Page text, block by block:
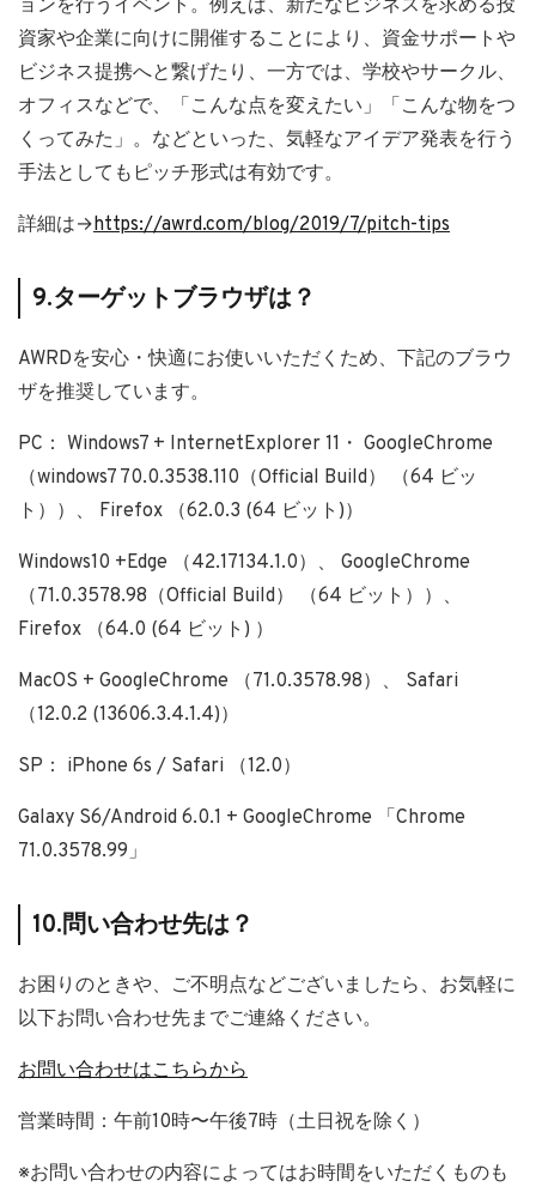
ョンを行うイベント。例えば、新たなビジネスを求める投
資家や企業に向けに開催することにより、資金サポートや
ビジネス提携へと繋げたり、一方では、学校やサークル、
オフィスなどで、「こんな点を変えたい」「こんな物をつ
くってみた」。などといった、気軽なアイデア発表を行う
手法としてもピッチ形式は有効です。
詳細は→https://awrd.com/blog/2019/7/pitch-tips
9.ターゲットブラウザは？
AWRDを安心・快適にお使いいただくため、下記のブラウ
ザを推奨しています。
PC： Windows7 + InternetExplorer 11・ GoogleChrome
（windows7 70.0.3538.110（Official Build） （64 ビッ
ト））、 Firefox （62.0.3 (64 ビット)）
Windows10 +Edge （42.17134.1.0）、 GoogleChrome
（71.0.3578.98（Official Build） （64 ビット））、
Firefox （64.0 (64 ビット) ）
MacOS + GoogleChrome （71.0.3578.98）、 Safari
（12.0.2 (13606.3.4.1.4)）
SP： iPhone 6s / Safari （12.0）
Galaxy S6/Android 6.0.1 + GoogleChrome 「Chrome
71.0.3578.99」
10.問い合わせ先は？
お困りのときや、ご不明点などございましたら、お気軽に
以下お問い合わせ先までご連絡ください。
お問い合わせはこちらから
営業時間：午前10時〜午後7時（土日祝を除く）
※お問い合わせの内容によってはお時間をいただくものも